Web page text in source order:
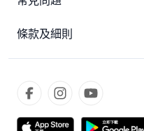
條款及細則